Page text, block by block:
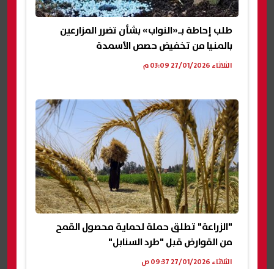
طلب إحاطة بـ«النواب» بشأن تضرر المزارعين
بالمنيا من تخفيض حصص الأسمدة
الثلاثاء 27/01/2026 03:09 م
"الزراعة" تطلق حملة لحماية محصول القمح
من القوارض قبل "طرد السنابل"
الثلاثاء 27/01/2026 09:37 ص